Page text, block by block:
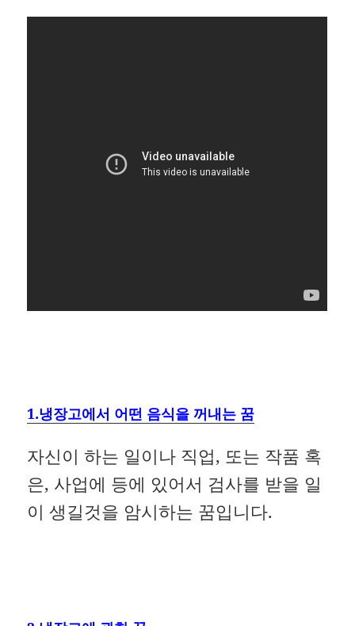
1.냉장고에서 어떤 음식을 꺼내는 꿈
자신이 하는 일이나 직업, 또는 작품 혹
은, 사업에 등에 있어서 검사를 받을 일
이 생길것을 암시하는 꿈입니다.